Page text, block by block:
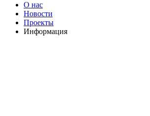
О нас
Новости
Проекты
Информация